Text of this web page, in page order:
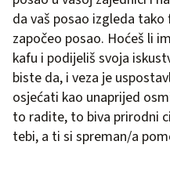
da vaš posao izgleda
započeo posao. Hoćeš li
kafu i podijeliš svoja
biste da, i veza je
osjećati kao unaprijed
to radite, to biva prirodni
tebi, a ti si spreman/a